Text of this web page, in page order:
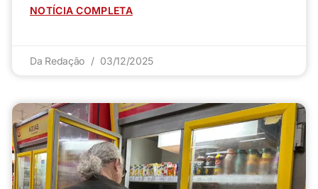
NOTÍCIA COMPLETA
Da Redação 03/12/2025